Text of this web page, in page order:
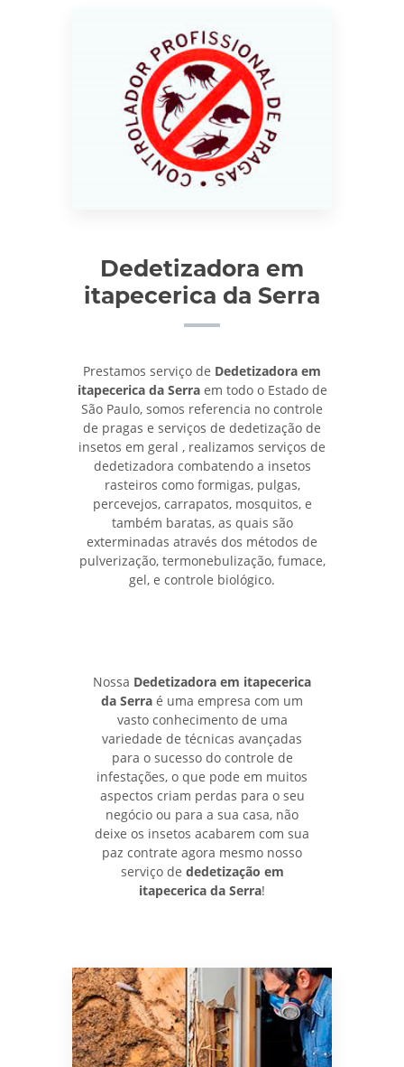
Dedetizadora em
itapecerica da Serra
Prestamos serviço de Dedetizadora em
itapecerica da Serraem todo o Estado de
São Paulo, somos referencia no controle
de pragas e serviços de dedetização de
insetos em geral , realizamos serviços de
dedetizadora combatendo a insetos
rasteiros como formigas, pulgas,
percevejos, carrapatos, mosquitos, e
também baratas, as quais são
exterminadas através dos métodos de
pulverização, termonebulização, fumace,
gel, e controle biológico.
Nossa Dedetizadora em itapecerica
da Serra é uma empresa com um
vasto conhecimento de uma
variedade de técnicas avançadas
para o sucesso do controle de
infestações, o que pode em muitos
aspectos criam perdas para o seu
negócio ou para a sua casa, não
deixe os insetos acabarem com sua
paz contrate agora mesmo nosso
serviço de dedetização em
itapecerica da Serra!